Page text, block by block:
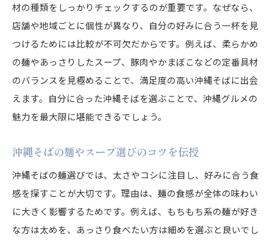
材の種類をしっかりチェックするのが重要です。なぜなら、
店舗や地域ごとに個性が異なり、自分の好みに合う一杯を見
つけるためには比較が不可欠だからです。例えば、柔らかめ
の麺やあっさりしたスープ、豚肉やかまぼこなどの定番具材
のバランスを見極めることで、満足度の高い沖縄そばに出会
えます。自分に合った沖縄そばを選ぶことで、沖縄グルメの
魅力を最大限に堪能できるでしょう。
沖縄そばの麺やスープ選びのコツを伝授
沖縄そばの麺選びでは、太さやコシに注目し、好みに合う食
感を探すことが大切です。理由は、麺の食感が全体の味わい
に大きく影響するためです。例えば、もちもち系の麺が好き
な方は太めを、あっさり食べたい方は細めを選ぶと良いでし